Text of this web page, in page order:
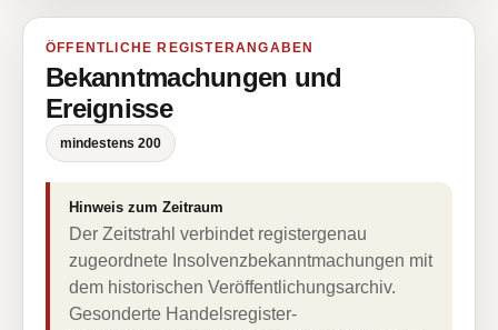
ÖFFENTLICHE REGISTERANGABEN
Bekanntmachungen und
Ereignisse
mindestens 200
Hinweis zum Zeitraum
Der Zeitstrahl verbindet registergenau
zugeordnete Insolvenzbekanntmachungen mit
dem historischen Veröffentlichungsarchiv.
Gesonderte Handelsregister-